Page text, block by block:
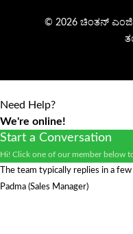
© 2026 ಚಿಂತನ್
Need Help?
We're online!
Start a Conversation
Hi! Click one of our member below
The team typically replies in a
Padma (Sales Manager)